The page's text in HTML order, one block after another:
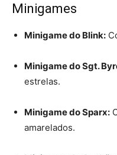
Minigames
Minigame do Blink:
Minigame do Sgt.
estrelas.
Minigame do Sparx:
amarelados.